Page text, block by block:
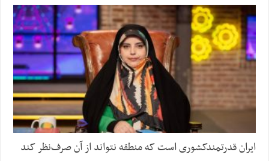
ایران قدرتمندکشوری است که منطقه نتواند از آن صرف‌نظر کند